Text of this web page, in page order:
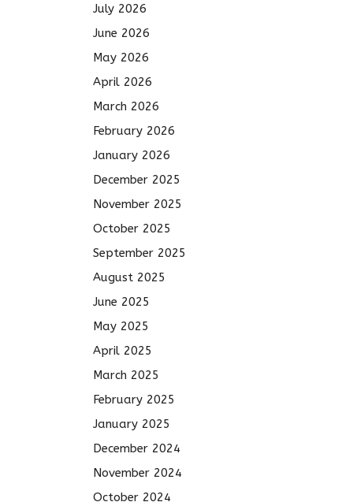
July 2026
June 2026
May 2026
April 2026
March 2026
February 2026
January 2026
December 2025
November 2025
October 2025
September 2025
August 2025
June 2025
May 2025
April 2025
March 2025
February 2025
January 2025
December 2024
November 2024
October 2024